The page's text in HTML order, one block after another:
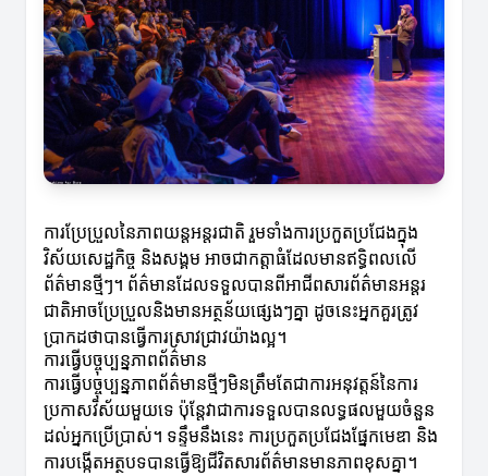
ការប្រែប្រួលនៃភាពយន្តអន្ដរជាតិ រួមទាំងការប្រកួតប្រជែងក្នុង
វិស័យសេដ្ឋកិច្ច និងសង្គម អាចជាកត្តាធំដែលមានឥទ្ធិពលលើ
ព័ត៌មានថ្មីៗ។ ព័ត៌មានដែលទទួលបានពីអាជីពសារព័ត៌មានអន្ដរ
ជាតិអាចប្រែប្រួលនិងមានអត្ថន័យផ្សេងៗគ្នា ដូចនេះអ្នកគួរត្រូវ
ប្រាកដថាបានធ្វើការស្រាវជ្រាវយ៉ាងល្អ។
ការធ្វើបច្ចុប្បន្នភាពព័ត៌មាន
ការធ្វើបច្ចុប្បន្នភាពព័ត៌មានថ្មីៗមិនត្រឹមតែជាការអនុវត្តន៍នៃការ
ប្រកាសវិស័យមួយទេ ប៉ុន្តែវាជាការទទួលបានលទ្ធផលមួយចំនួន
ដល់អ្នកប្រើប្រាស់។ ទន្ទឹមនឹងនេះ ការប្រកួតប្រជែងផ្នែកមេឌា និង
ការបង្កើតអត្ថបទបានធ្វើឱ្យជីវិតសារព័ត៌មានមានភាពខុសគ្នា។